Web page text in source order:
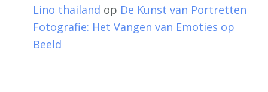
Lino thailand op De Kunst van Portretten
Fotografie: Het Vangen van Emoties op
Beeld